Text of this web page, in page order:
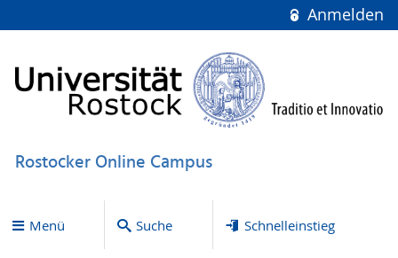
Anmelden
Rostocker Online Campus
Menü Suche Schnelleinstieg